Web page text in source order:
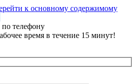
к основному содержимому
телефону
время в течение 15 минут!